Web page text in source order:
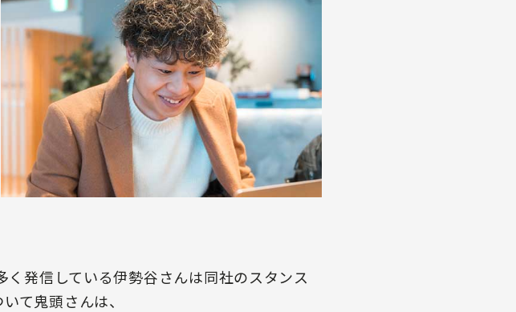
発信している伊勢谷さんは同社のスタンス
て鬼頭さんは、